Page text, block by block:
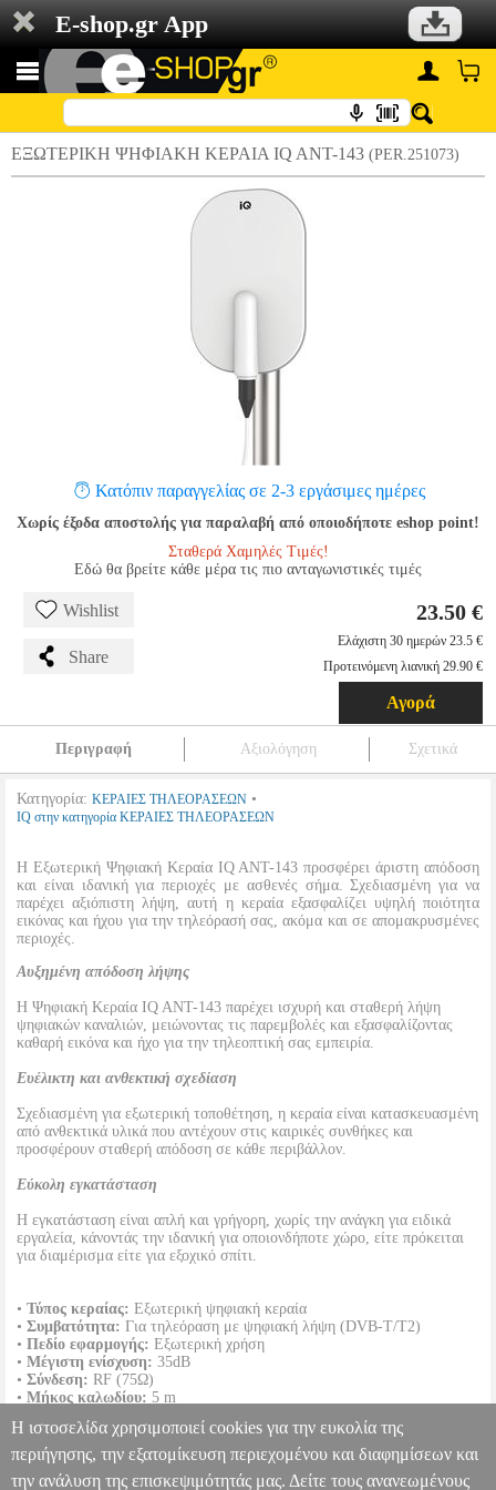
E-shop.gr App
ΕΞΩΤΕΡΙΚΗ ΨΗΦΙΑΚΗ ΚΕΡΑΙΑ IQ ANT-143 (PER.251073)
Κατόπιν παραγγελίας σε 2-3 εργάσιμες ημέρες
Χωρίς έξοδα αποστολής για παραλαβή από οποιοδήποτε eshop point!
Σταθερά Χαμηλές Τιμές!
Εδώ θα βρείτε κάθε μέρα τις πιο ανταγωνιστικές τιμές
Wishlist
Share
23.50 €
Ελάχιστη 30 ημερών 23.5 €
Προτεινόμενη λιανική 29.90 €
Αγορά
Περιγραφή Αξιολόγηση Σχετικά
Κατηγορία: ΚΕΡΑΙΕΣ ΤΗΛΕΟΡΑΣΕΩΝ •
IQ στην κατηγορία ΚΕΡΑΙΕΣ ΤΗΛΕΟΡΑΣΕΩΝ
Η Εξωτερική Ψηφιακή Κεραία IQ ANT-143 προσφέρει άριστη απόδοση
και είναι ιδανική για περιοχές με ασθενές σήμα. Σχεδιασμένη για να
παρέχει αξιόπιστη λήψη, αυτή η κεραία εξασφαλίζει υψηλή ποιότητα
εικόνας και ήχου για την τηλεόρασή σας, ακόμα και σε απομακρυσμένες
περιοχές.
Αυξημένη απόδοση λήψης
Η Ψηφιακή Κεραία IQ ANT-143 παρέχει ισχυρή και σταθερή λήψη
ψηφιακών καναλιών, μειώνοντας τις παρεμβολές και εξασφαλίζοντας
καθαρή εικόνα και ήχο για την τηλεοπτική σας εμπειρία.
Ευέλικτη και ανθεκτική σχεδίαση
Σχεδιασμένη για εξωτερική τοποθέτηση, η κεραία είναι κατασκευασμένη
από ανθεκτικά υλικά που αντέχουν στις καιρικές συνθήκες και
προσφέρουν σταθερή απόδοση σε κάθε περιβάλλον.
Εύκολη εγκατάσταση
Η εγκατάσταση είναι απλή και γρήγορη, χωρίς την ανάγκη για ειδικά
εργαλεία, κάνοντάς την ιδανική για οποιονδήποτε χώρο, είτε πρόκειται
για διαμέρισμα είτε για εξοχικό σπίτι.
• Τύπος κεραίας: Εξωτερική ψηφιακή κεραία
• Συμβατότητα: Για τηλεόραση με ψηφιακή λήψη (DVB-T/T2)
• Πεδίο εφαρμογής: Εξωτερική χρήση
• Μέγιστη ενίσχυση: 35dB
• Σύνδεση: RF (75Ω)
• Μήκος καλωδίου: 5 m
• Βάρος:0.45 kg
•Χρώμα:Μαύρο
ΕΞΩΤΕΡΙΚΗ ΨΗΦΙΑΚΗ ΚΕΡΑΙΑ IQ ANT-143 PER.251073
Η ιστοσελίδα χρησιμοποιεί cookies για την ευκολία της
περιήγησης, την εξατομίκευση περιεχομένου και διαφημίσεων και
την ανάλυση της επισκεψιμότητάς μας. Δείτε τους ανανεωμένους